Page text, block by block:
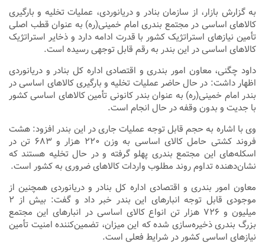
به گزارش بازار، از سازمان بنادر و دریانوردی، عملیات تخلیه و بارگیری
کالاهای اساسی در مجتمع بندری امام خمینی(ره) به عنوان قطب اصلی
تأمین نیازهای استراتژیک کشور با قدرت ادامه دارد و ذخایر استراتژیک
کالاهای اساسی در این بندر به رقم قابل توجهی رسیده است.
داود چگنی، معاون امور بندری و اقتصادی اداره کل بنادر و دریانوردی
اظهار داشت: در حال حاضر عملیات تخلیه و بارگیری کالاهای اساسی در
بندر امام خمینی(ره) به عنوان بندر کانونی تأمین کالاهای اساسی کشور
با جدیت و بدون وقفه در حال انجام است.
وی با اشاره به حجم قابل توجه عملیات جاری در این بندر افزود: هشت
فروند کشتی حامل کالای اساسی به وزن ۲۲۰ هزار و ۶۸۳ تن در
اسکله‌های این مجتمع بندری پهلو گرفته و در حال تخلیه هستند که
نشان‌دهنده تداوم روند مطلوب واردات کالاهای ضروری به کشور است.
معاون امور بندری و اقتصادی اداره کل بنادر و دریانوردی همچنین از
موجودی قابل توجه انبارهای این بندر خبر داد و گفت: بیش از ۲
میلیون و ۷۲۶ هزار تن انواع کالای اساسی در انبارهای این مجتمع
بزرگ بندری ذخیره‌سازی شده که این میزان، تضمین‌کننده امنیت تأمین
نیازهای اساسی کشور در شرایط فعلی است.